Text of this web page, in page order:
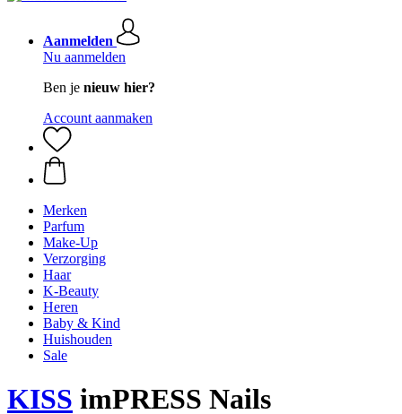
Aanmelden
Nu aanmelden
Ben je nieuw hier?
Account aanmaken
Merken
Parfum
Make-Up
Verzorging
Haar
K-Beauty
Heren
Baby & Kind
Huishouden
Sale
KISS imPRESS Nails